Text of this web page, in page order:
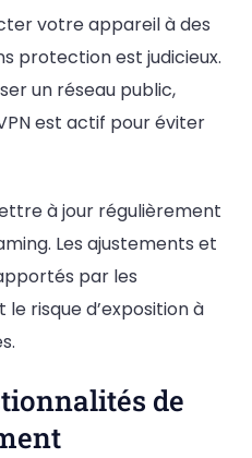
votre appareil à des
protection est judicieux.
un réseau public,
est actif pour éviter
à jour régulièrement
Les ajustements et
par les
risque d’exposition à
de